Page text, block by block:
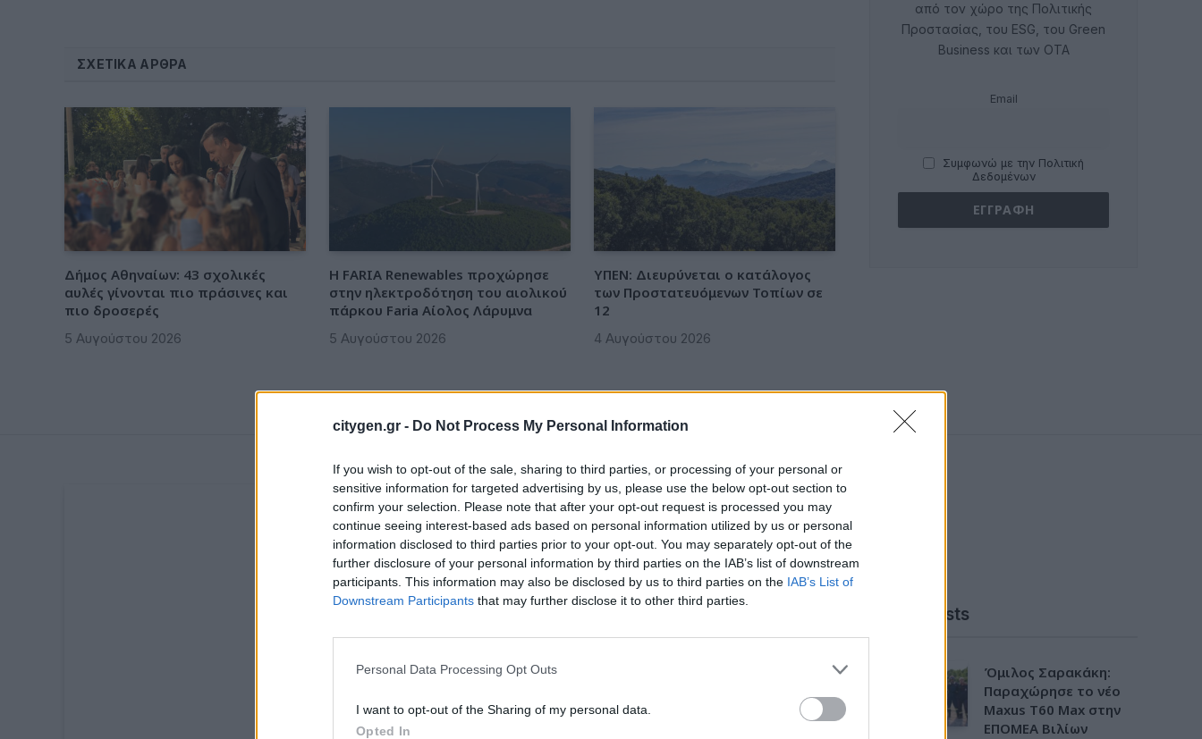
citygen.gr - Do Not Process My Personal Information
If you wish to opt-out of the sale, sharing to third parties, or processing of your personal or
sensitive information for targeted advertising by us, please use the below opt-out section to
confirm your selection. Please note that after your opt-out request is processed you may
continue seeing interest-based ads based on personal information utilized by us or personal
information disclosed to third parties prior to your opt-out. You may separately opt-out of the
further disclosure of your personal information by third parties on the IAB’s list of downstream
participants. This information may also be disclosed by us to third parties on the IAB’s List of
Downstream Participants that may further disclose it to other third parties.
Personal Data Processing Opt Outs
I want to opt-out of the Sharing of my personal data.
Opted In
ΣΧΕΤΙΚΆ ΆΡΘΡΑ
Δήμος Αθηναίων: 43 σχολικές
αυλές γίνονται πιο πράσινες και
πιο δροσερές
5 Αυγούστου 2026
Η FARIA Renewables προχώρησε
στην ηλεκτροδότηση του αιολικού
πάρκου Faria Αίολος Λάρυμνα
5 Αυγούστου 2026
ΥΠΕΝ: Διευρύνεται ο κατάλογος
των Προστατευόμενων Τοπίων σε
12
4 Αυγούστου 2026
από τον χώρο της Πολιτικής
Προστασίας, του ESG, του Green
Business και των ΟΤΑ
Email
Συμφωνώ με την Πολιτική
Δεδομένων
Latest Posts
Όμιλος Σαρακάκη:
Παραχώρησε το νέο
Maxus T60 Max στην
ΕΠΟΜΕΑ Βιλίων